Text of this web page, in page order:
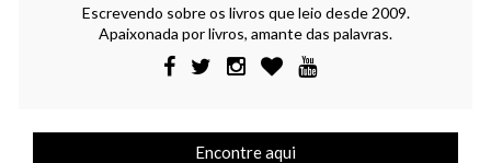
Escrevendo sobre os livros que leio desde 2009.
Apaixonada por livros, amante das palavras.
Encontre aqui